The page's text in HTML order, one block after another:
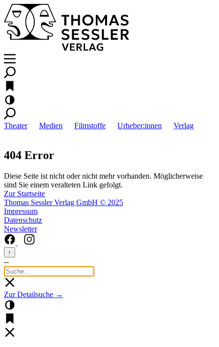
Theater Medien Filmstoffe Urheber:innen Verlag
404 Error
Diese Seite ist nicht oder nicht mehr vorhanden. Möglicherweise
sind Sie einem veralteten Link gefolgt.
Zur Startseite
Thomas Sessler Verlag GmbH © 2025
Impressum
Datenschutz
Newsletter
↑
--
Zur Detailsuche →